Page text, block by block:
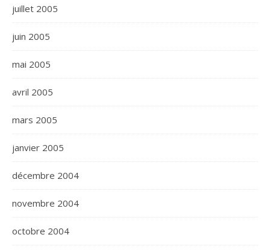
juillet 2005
juin 2005
mai 2005
avril 2005
mars 2005
janvier 2005
décembre 2004
novembre 2004
octobre 2004